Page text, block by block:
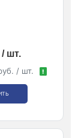
/ шт.
/ шт. !